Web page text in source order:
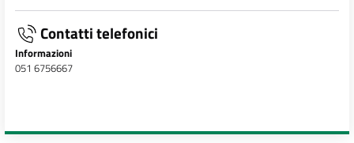
Contatti telefonici
Informazioni
051 6756667